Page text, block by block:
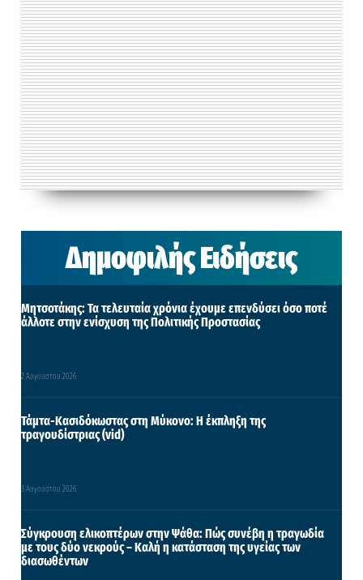
Δημοφιλής Ειδήσεις
Μητσοτάκης: Τα τελευταία χρόνια έχουμε επενδύσει όσο ποτέ
άλλοτε στην ενίσχυση της Πολιτικής Προστασίας
2 Αυγούστου 2026
Τάμτα-Κασιδόκωστας στη Μύκονο: Η έκπληξη της
τραγουδίστριας (vid)
3 Αυγούστου 2026
Σύγκρουση ελικοπτέρων στην Ψάθα: Πώς συνέβη η τραγωδία
με τους δύο νεκρούς – Καλή η κατάσταση της υγείας των
διασωθέντων